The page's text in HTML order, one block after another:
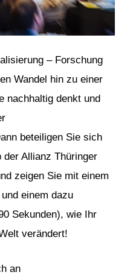
– Forschung
Wandel hin zu einer
nachhaltig denkt und
beteiligen Sie sich
Allianz Thüringer
zeigen Sie mit einem
einem dazu
Sekunden), wie Ihr
verändert!
an